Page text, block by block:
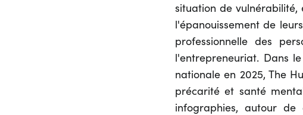
situation de
l'épanouissement de
professionnelle des
l'entrepreneuriat. Dans
nationale en 2025, The
précarité et santé
infographies, autour